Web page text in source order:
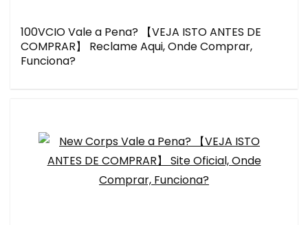
100VCIO Vale a Pena? 【VEJA ISTO ANTES DE
COMPRAR】 Reclame Aqui, Onde Comprar,
Funciona?